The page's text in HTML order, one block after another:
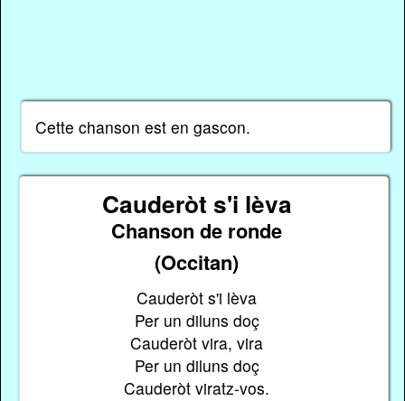
Cette chanson est en gascon.
Cauderòt s'i lèva
Chanson de ronde
(Occitan)
Cauderòt s'i lèva
Per un diluns doç
Cauderòt vira, vira
Per un diluns doç
Cauderòt viratz-vos.